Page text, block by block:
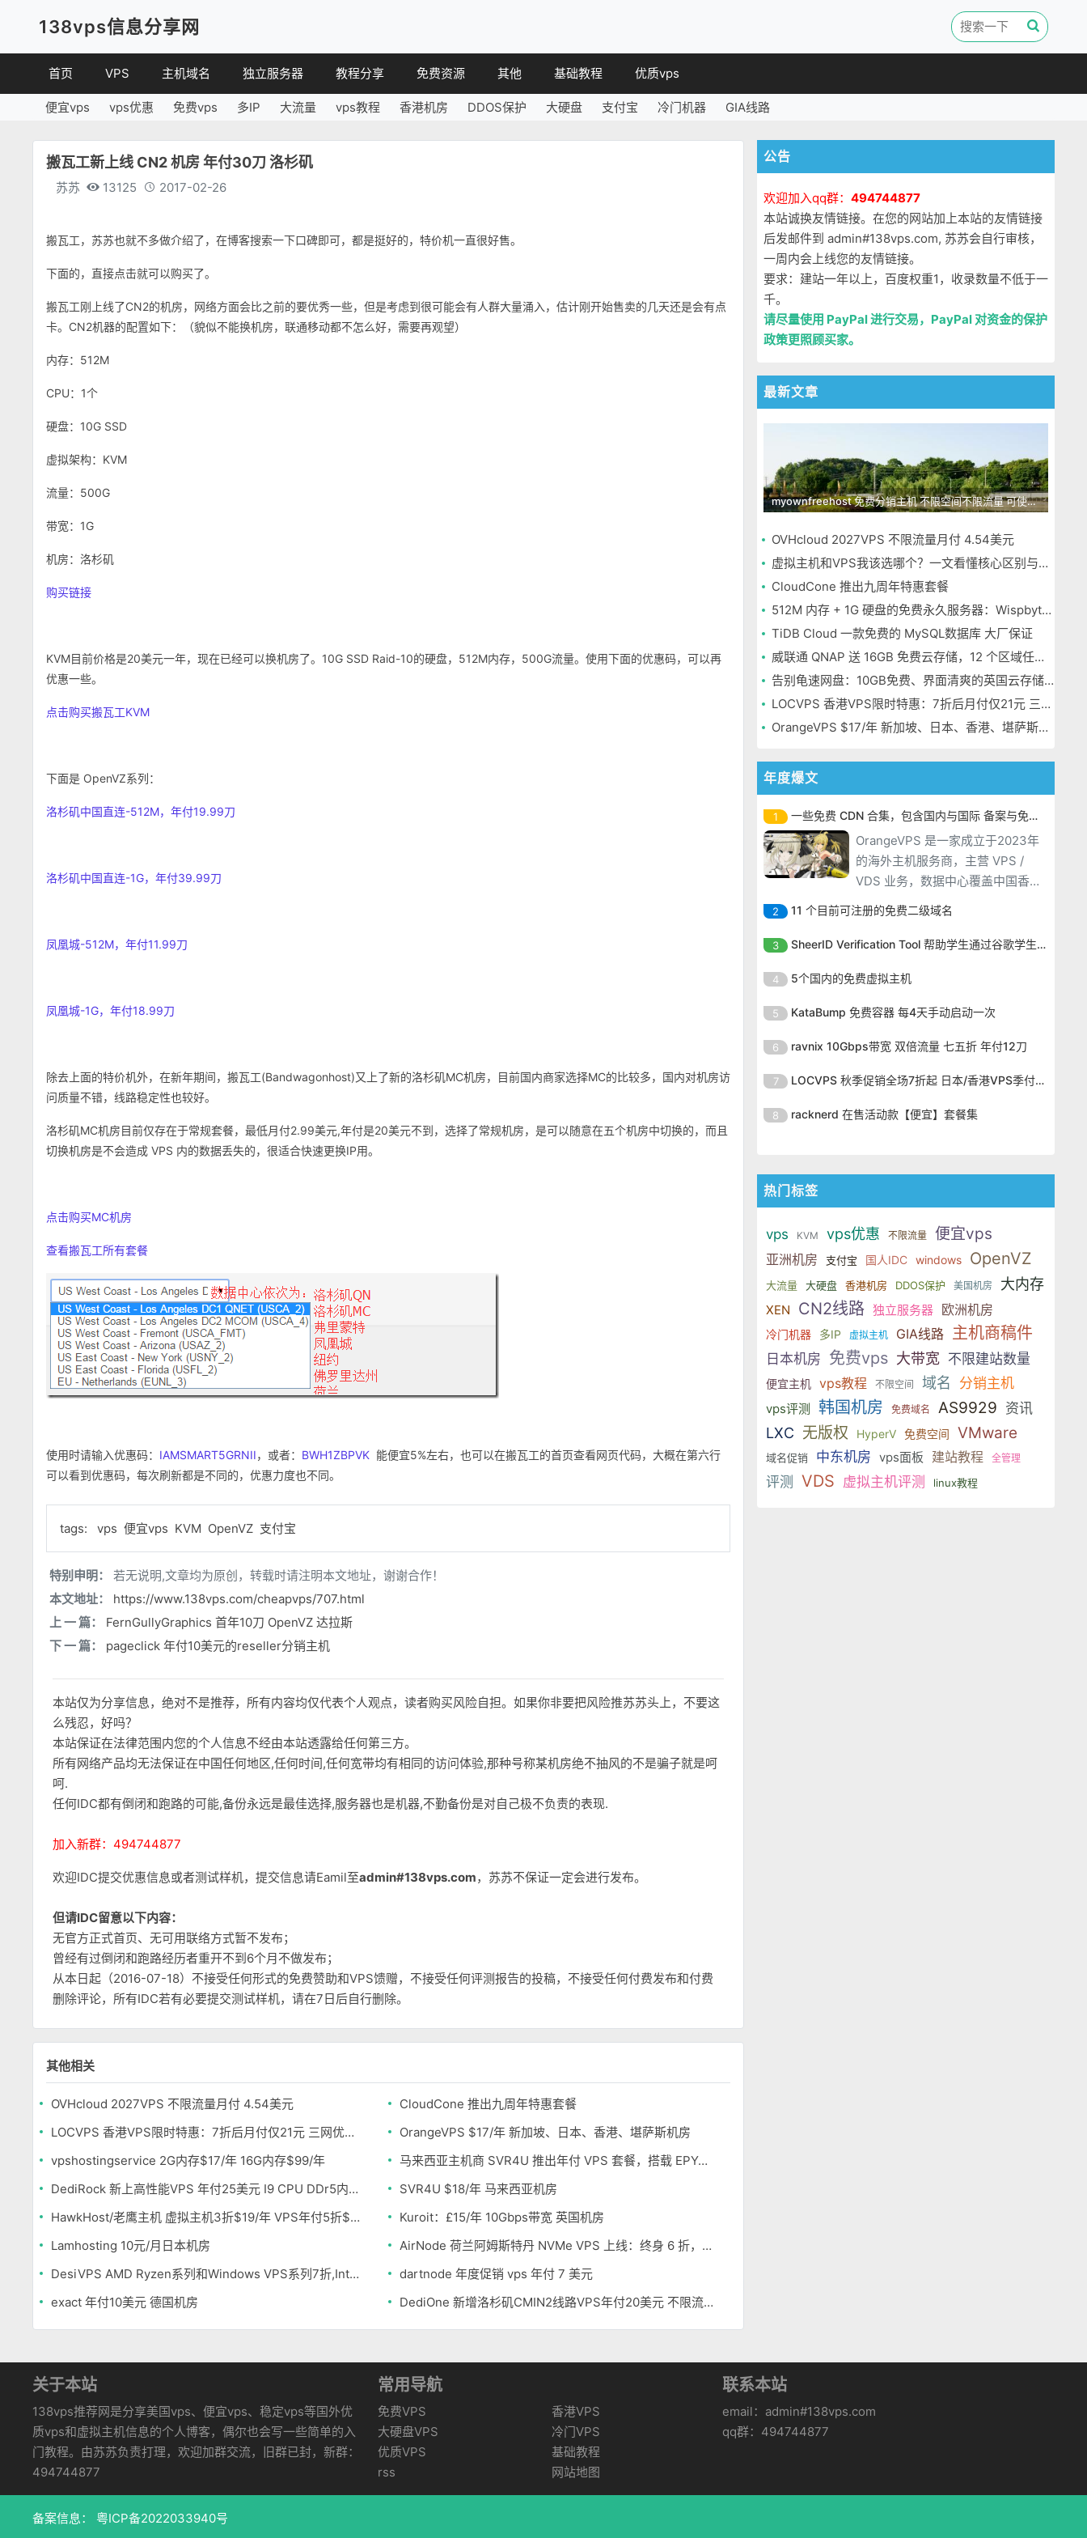
138vps信息分享网
首页 VPS
VPS优惠
VPS评测
主机域名
域名
独立服务器 教程分享
VPS教程
免费资源
免费空间
其他
简讯
基础教程 优质vps
便宜vps vps优惠 免费vps 多IP 大流量 vps教程 香港机房 DDOS保护 大硬盘 支付宝 冷门机器 GIA线路
搬瓦工新上线 CN2 机房 年付30刀 洛杉矶
苏苏 13125 2017-02-26
搬瓦工，苏苏也就不多做介绍了，在博客搜索一下口碑即可，都是挺好的，特价机一直很好售。
下面的，直接点击就可以购买了。
搬瓦工刚上线了CN2的机房，网络方面会比之前的要优秀一些，但是考虑到很可能会有人群大量涌入，估计刚开始售卖的几天还是会有点
卡。CN2机器的配置如下：（貌似不能换机房，联通移动都不怎么好，需要再观望）
内存：512M
CPU：1个
硬盘：10G SSD
虚拟架构：KVM
流量：500G
带宽：1G
机房：洛杉矶
购买链接
KVM目前价格是20美元一年，现在已经可以换机房了。10G SSD Raid-10的硬盘，512M内存，500G流量。使用下面的优惠码，可以再
优惠一些。
点击购买搬瓦工KVM
下面是 OpenVZ系列：
洛杉矶中国直连-512M，年付19.99刀
洛杉矶中国直连-1G，年付39.99刀
凤凰城-512M，年付11.99刀
凤凰城-1G，年付18.99刀
除去上面的特价机外，在新年期间，搬瓦工(Bandwagonhost)又上了新的洛杉矶MC机房，目前国内商家选择MC的比较多，国内对机房访
问质量不错，线路稳定性也较好。
洛杉矶MC机房目前仅存在于常规套餐，最低月付2.99美元,年付是20美元不到，选择了常规机房，是可以随意在五个机房中切换的，而且
切换机房是不会造成 VPS 内的数据丢失的，很适合快速更换IP用。
点击购买MC机房
查看搬瓦工所有套餐
使用时请输入优惠码： IAMSMART5GRNII，或者： BWH1ZBPVK 能便宜5%左右，也可以在搬瓦工的首页查看网页代码，大概在第六行
可以看到优惠码，每次刷新都是不同的，优惠力度也不同。
tags: vps 便宜vps KVM OpenVZ 支付宝
特别申明：
若无说明,文章均为原创，转载时请注明本文地址，谢谢合作！
本文地址：
https://www.138vps.com/cheapvps/707.html
上 一 篇：
FernGullyGraphics 首年10刀 OpenVZ 达拉斯
下 一 篇：
pageclick 年付10美元的reseller分销主机
本站仅为分享信息，绝对不是推荐，所有内容均仅代表个人观点，读者购买风险自担。如果你非要把风险推苏苏头上，不要这
么残忍，好吗？
本站保证在法律范围内您的个人信息不经由本站透露给任何第三方。
所有网络产品均无法保证在中国任何地区,任何时间,任何宽带均有相同的访问体验,那种号称某机房绝不抽风的不是骗子就是呵
呵.
任何IDC都有倒闭和跑路的可能,备份永远是最佳选择,服务器也是机器,不勤备份是对自己极不负责的表现.
加入新群：494744877
欢迎IDC提交优惠信息或者测试样机，提交信息请Eamil至admin#138vps.com，苏苏不保证一定会进行发布。
但请IDC留意以下内容：
无官方正式首页、无可用联络方式暂不发布；
曾经有过倒闭和跑路经历者重开不到6个月不做发布；
从本日起（2016-07-18）不接受任何形式的免费赞助和VPS馈赠，不接受任何评测报告的投稿，不接受任何付费发布和付费
删除评论，所有IDC若有必要提交测试样机，请在7日后自行删除。
其他相关
OVHcloud 2027VPS 不限流量月付 4.54美元
CloudCone 推出九周年特惠套餐
LOCVPS 香港VPS限时特惠：7折后月付仅21元 三网优化BGP线路 可选原生IP
OrangeVPS $17/年 新加坡、日本、香港、堪萨斯机房
vpshostingservice 2G内存$17/年 16G内存$99/年
马来西亚主机商 SVR4U 推出年付 VPS 套餐，搭载 EPYC/至强铂金，支持支付宝
DediRock 新上高性能VPS 年付25美元 I9 CPU DDr5内存 纽约机房
SVR4U $18/年 马来西亚机房
HawkHost/老鹰主机 虚拟主机3折$19/年 VPS年付5折$25/年
Kuroit：£15/年 10Gbps带宽 英国机房
Lamhosting 10元/月日本机房
AirNode 荷兰阿姆斯特丹 NVMe VPS 上线：终身 6 折，€1.99/月起，2.5Tbit/s DDoS 防护
DesiVPS AMD Ryzen系列和Windows VPS系列7折,Intel系列年付11.6美元
dartnode 年度促销 vps 年付 7 美元
exact 年付10美元 德国机房
DediOne 新增洛杉矶CMIN2线路VPS年付20美元 不限流量
公告
欢迎加入qq群： 494744877
本站诚换友情链接。在您的网站加上本站的友情链接
后发邮件到 admin#138vps.com, 苏苏会自行审核，
一周内会上线您的友情链接。
要求：建站一年以上，百度权重1，收录数量不低于一
千。
请尽量使用 PayPal 进行交易，PayPal 对资金的保护
政策更照顾买家。
最新文章
myownfreehost 免费分销主机 不限空间不限流量 可使用免费域名申请
OVHcloud 2027VPS 不限流量月付 4.54美元
虚拟主机和VPS我该选哪个？一文看懂核心区别与选择指南
CloudCone 推出九周年特惠套餐
512M 内存 + 1G 硬盘的免费永久服务器：Wispbyte 上手
TiDB Cloud 一款免费的 MySQL数据库 大厂保证
威联通 QNAP 送 16GB 免费云存储，12 个区域任选，邮箱注册即可
告别龟速网盘：10GB免费、界面清爽的英国云存储Icedrive体验
LOCVPS 香港VPS限时特惠：7折后月付仅21元 三网优化BGP线路 可选原生IP
OrangeVPS $17/年 新加坡、日本、香港、堪萨斯机房
年度爆文
1 一些免费 CDN 合集，包含国内与国际 备案与免备案
OrangeVPS 是一家成立于2023年
的海外主机服务商，主营 VPS /
VDS 业务，数据中心覆盖中国香
港、新加坡、日本、美国堪萨斯与
洛杉矶等多个地区。其 VPS 产品基
于 KVM 虚拟化架构，配备 NVMe
国两大系列。亚洲 VPS 月付低至 6
2 11 个目前可注册的免费二级域名
OrangeVPS 是一家成立于2023年
的海外主机服务商，主营 VPS /
VDS 业务，数据中心覆盖中国香
洛杉矶等多个地区。其 VPS 产品基
SSD 固态硬盘，主要分为亚洲和美
国两大系列。亚洲 VPS 月付低至 6
3 SheerID Verification Tool 帮助学生通过谷歌学生计划免费获得 Gemini Advanced
OrangeVPS 是一家成立于2023年
的海外主机服务商，主营 VPS /
VDS 业务，数据中心覆盖中国香
洛杉矶等多个地区。其 VPS 产品基
SSD 固态硬盘，主要分为亚洲和美
国两大系列。亚洲 VPS 月付低至 6
4 5个国内的免费虚拟主机
OrangeVPS 是一家成立于2023年
的海外主机服务商，主营 VPS /
VDS 业务，数据中心覆盖中国香
洛杉矶等多个地区。其 VPS 产品基
SSD 固态硬盘，主要分为亚洲和美
5 KataBump 免费容器 每4天手动启动一次
OrangeVPS 是一家成立于2023年
的海外主机服务商，主营 VPS /
VDS 业务，数据中心覆盖中国香
洛杉矶等多个地区。其 VPS 产品基
国两大系列。亚洲 VPS 月付低至 6
6 ravnix 10Gbps带宽 双倍流量 七五折 年付12刀
OrangeVPS 是一家成立于2023年
的海外主机服务商，主营 VPS /
VDS 业务，数据中心覆盖中国香
于 KVM 虚拟化架构，配备 NVMe
国两大系列。亚洲 VPS 月付低至 6
美元，美国
7 LOCVPS 秋季促销全场7折起 日本/香港VPS季付63元
OrangeVPS 是一家成立于2023年
的海外主机服务商，主营 VPS /
于 KVM 虚拟化架构，配备 NVMe
SSD 固态硬盘，主要分为亚洲和美
国两大系列。亚洲 VPS 月付低至 6
美元，美国
8 racknerd 在售活动款【便宜】套餐集
VDS 业务，数据中心覆盖中国香
于 KVM 虚拟化架构，配备 NVMe
SSD 固态硬盘，主要分为亚洲和美
国两大系列。亚洲 VPS 月付低至 6
美元，美国
热门标签
vps KVM vps优惠 不限流量 便宜vps
亚洲机房 支付宝 国人IDC windows OpenVZ
大流量 大硬盘 香港机房 DDOS保护 美国机房 大内存
XEN CN2线路 独立服务器 欧洲机房
冷门机器 多IP 虚拟主机 GIA线路 主机商稿件
日本机房 免费vps 大带宽 不限建站数量
便宜主机 vps教程 不限空间 域名 分销主机
vps评测 韩国机房 免费域名 AS9929 资讯
LXC 无版权 HyperV 免费空间 VMware
域名促销 中东机房 vps面板 建站教程 全管理
评测 VDS 虚拟主机评测 linux教程
关于本站
138vps推荐网是分享美国vps、便宜vps、稳定vps等国外优
质vps和虚拟主机信息的个人博客，偶尔也会写一些简单的入
门教程。由苏苏负责打理，欢迎加群交流，旧群已封，新群：
494744877
常用导航
免费VPS
香港VPS
大硬盘VPS
冷门VPS
优质VPS
基础教程
rss
网站地图
联系本站
email：admin#138vps.com
qq群：494744877
备案信息： 粤ICP备2022033940号